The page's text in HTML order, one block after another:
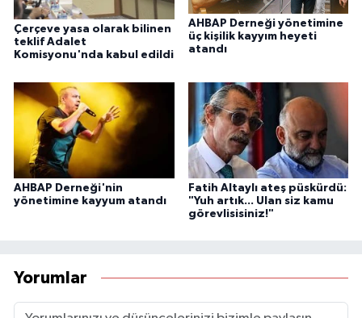
Çerçeve yasa olarak bilinen
teklif Adalet
Komisyonu'nda kabul edildi
AHBAP Derneği yönetimine
üç kişilik kayyım heyeti
atandı
AHBAP Derneği'nin
yönetimine kayyum atandı
Fatih Altaylı ateş püskürdü:
"Yuh artık... Ulan siz kamu
görevlisisiniz!"
Yorumlar